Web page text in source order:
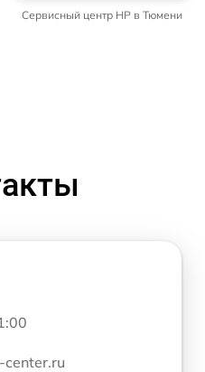
Сервисный центр HP в Тюмени